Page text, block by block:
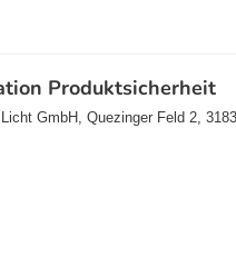
Produktsicherheit
GmbH, Quezinger Feld 2,